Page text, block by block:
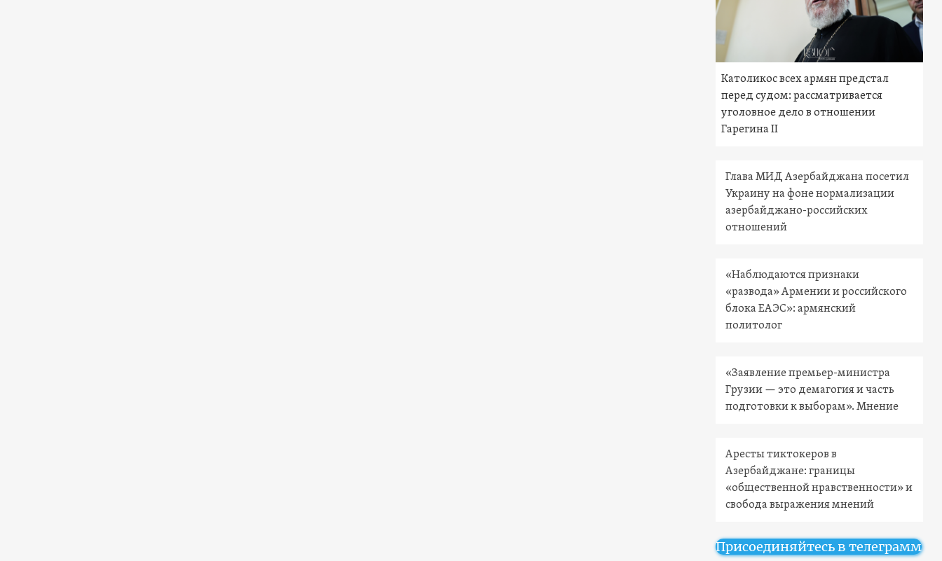
Католикос всех армян предстал
перед судом: рассматривается
уголовное дело в отношении
Гарегина II
Глава МИД Азербайджана посетил
Украину на фоне нормализации
азербайджано-российских
отношений
«Наблюдаются признаки
«развода» Армении и российского
блока ЕАЭС»: армянский
политолог
«Заявление премьер-министра
Грузии — это демагогия и часть
подготовки к выборам». Мнение
Аресты тиктокеров в
Азербайджане: границы
«общественной нравственности» и
свобода выражения мнений
Присоединяйтесь в телеграмм